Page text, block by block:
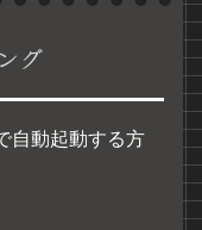
グ
自動起動する方